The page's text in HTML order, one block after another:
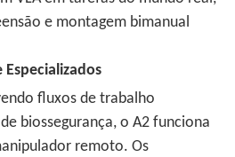
e montagem bimanual
Especializados
fluxos de trabalho
biossegurança, o A2 funciona
remoto. Os